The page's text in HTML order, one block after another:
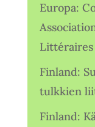
Europa:
Littéraires
Finland:
tulkkien
Finland: